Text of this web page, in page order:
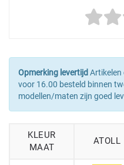
Opmerking levertijd Artikelen
voor 16.00 besteld binnen
modellen/maten zijn goed
KLEUR
MAAT
ATOLL